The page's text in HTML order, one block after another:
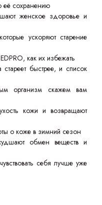
её сохранению
женское здоровье и
ускоряют старение
как их избежать
быстрее, и список
организм скажем вам
кожи и возвращают
о коже в зимний сезон
обмен веществ и
себя лучше уже